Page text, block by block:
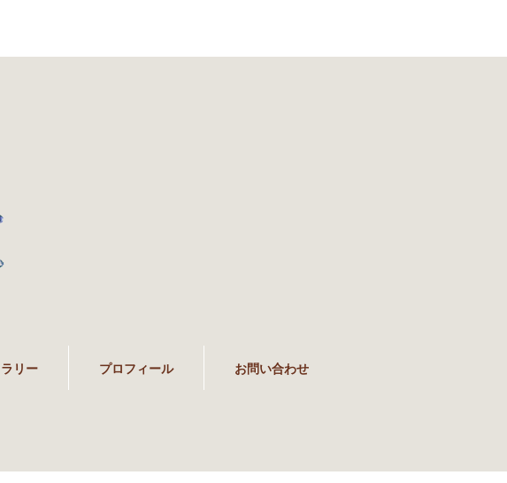
リー プロフィール お問い合わせ